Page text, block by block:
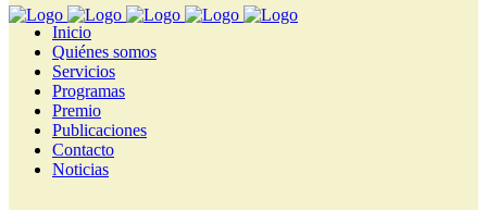
Inicio
Quiénes somos
Servicios
Programas
Premio
Publicaciones
Contacto
Noticias